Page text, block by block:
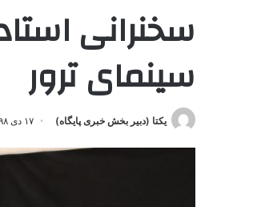
سخنرانی
سینمای ترور
یکتا (دبیر بخش خبری پایگاه) ۱۷ دی ۱۳۹۸